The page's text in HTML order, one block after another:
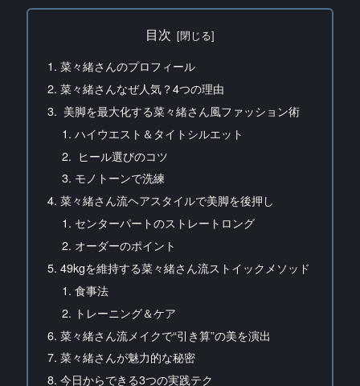
目次
菜々緒さんのプロフィール
菜々緒さんなぜ人気？4つの理由
美脚を最大化する菜々緒さん風ファッション術
ハイウエスト＆タイトシルエット
ヒール選びのコツ
モノトーンで洗練
菜々緒さん流ヘアスタイルで美脚を後押し
センターパートのストレートロング
オーダーのポイント
49kgを維持する菜々緒さん流ストイックメソッド
食事法
トレーニング＆ケア
菜々緒さん流メイクで“引き算”の美を演出
菜々緒さんが魅力的な秘密
今日からできる3つの実践テク